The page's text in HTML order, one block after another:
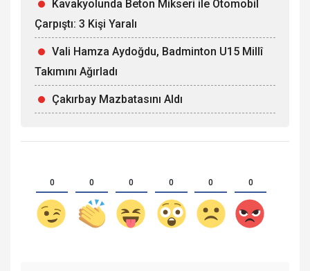
Kavakyolunda Beton Mikseri ile Otomobil
Çarpıştı: 3 Kişi Yaralı
Vali Hamza Aydoğdu, Badminton U15 Millî
Takımını Ağırladı
Çakırbay Mazbatasını Aldı
0 0 0 0 0 0